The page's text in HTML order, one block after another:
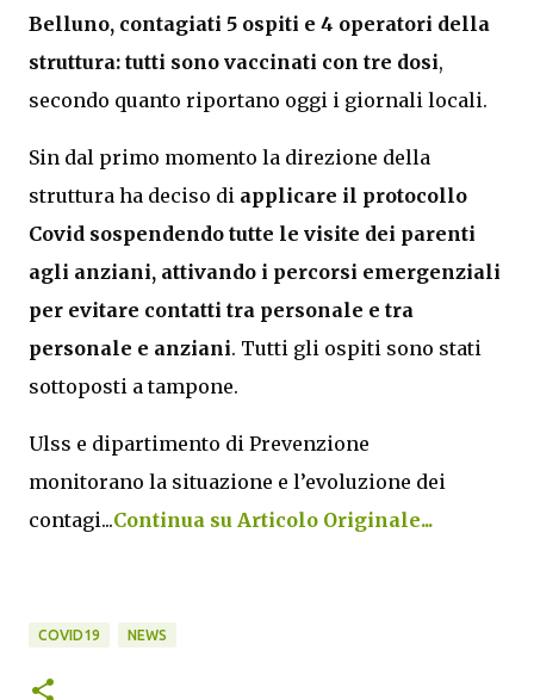
Belluno, contagiati 5 ospiti e 4 operatori della
struttura: tutti sono vaccinati con tre dosi,
secondo quanto riportano oggi i giornali locali.
Sin dal primo momento la direzione della
struttura ha deciso di applicare il protocollo
Covid sospendendo tutte le visite dei parenti
agli anziani, attivando i percorsi emergenziali
per evitare contatti tra personale e tra
personale e anziani. Tutti gli ospiti sono stati
sottoposti a tampone.
Ulss e dipartimento di Prevenzione
monitorano la situazione e l’evoluzione dei
contagi...Continua su Articolo Originale...
COVID19 NEWS